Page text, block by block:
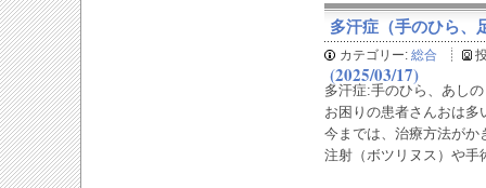
多汗症（手のひら、
(2025/03/17)
カテゴリー: 総合
多汗症:手のひら、あし
お困りの患者さんおは多
今までは、治療方法がか
注射（ボツリヌス）や手